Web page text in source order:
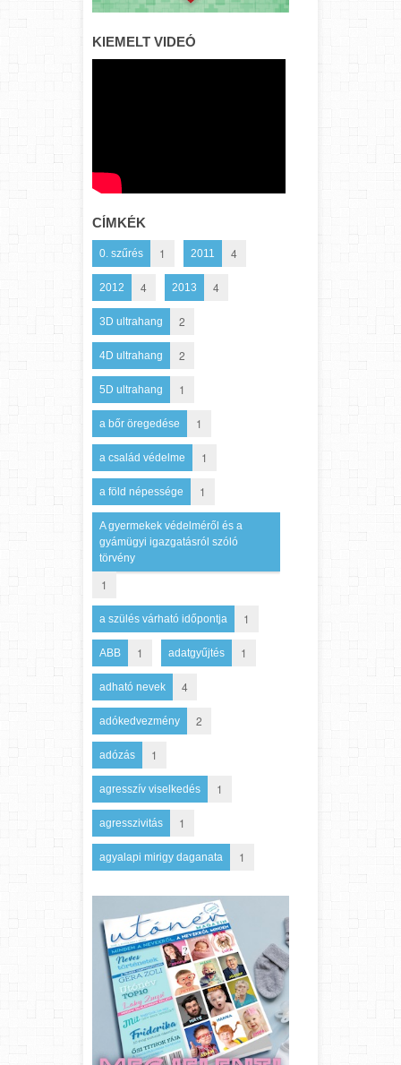
KIEMELT VIDEÓ
CÍMKÉK
0. szűrés 1 2011 4
2012 4 2013 4
3D ultrahang 2
4D ultrahang 2
5D ultrahang 1
a bőr öregedése 1
a család védelme 1
a föld népessége 1
A gyermekek védelméről és a
gyámügyi igazgatásról szóló
törvény
1
a szülés várható időpontja 1
ABB 1 adatgyűjtés 1
adható nevek 4
adókedvezmény 2
adózás 1
agresszív viselkedés 1
agresszivitás 1
agyalapi mirigy daganata 1